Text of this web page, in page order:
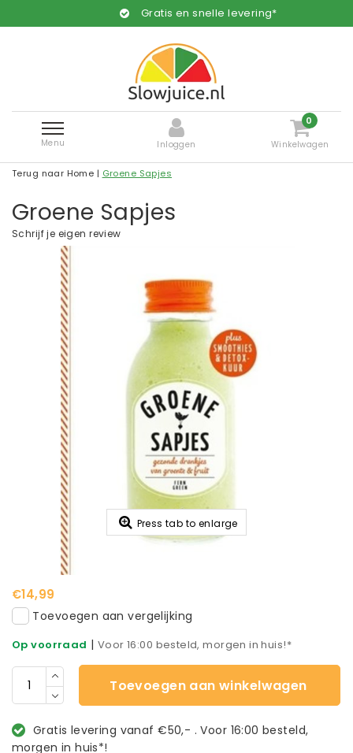
Gratis en snelle levering*
Menu Inloggen
0
Winkelwagen
Terug naar Home | Groene Sapjes
Groene Sapjes
Schrijf je eigen review
Press tab to enlarge
€14,99
Toevoegen aan vergelijking
Op voorraad | Voor 16:00 besteld, morgen in huis!*
Toevoegen aan winkelwagen
Gratis levering vanaf €50,- . Voor 16:00 besteld,
morgen in huis*!